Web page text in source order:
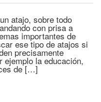
atajo, sobre todo
con prisa a
importantes de
ese tipo de atajos si
precisamente
ejemplo la educación,
de […]